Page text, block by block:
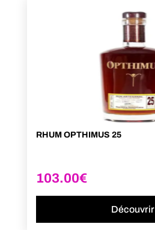
RHUM OPTHIMUS 25
103.00€
Découvrir